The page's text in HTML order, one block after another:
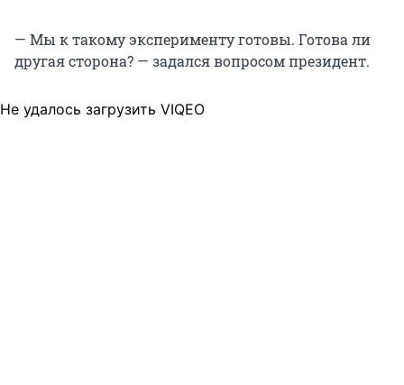
— Мы к такому эксперименту готовы. Готова ли
другая сторона? — задался вопросом президент.
Не удалось загрузить VIQEO